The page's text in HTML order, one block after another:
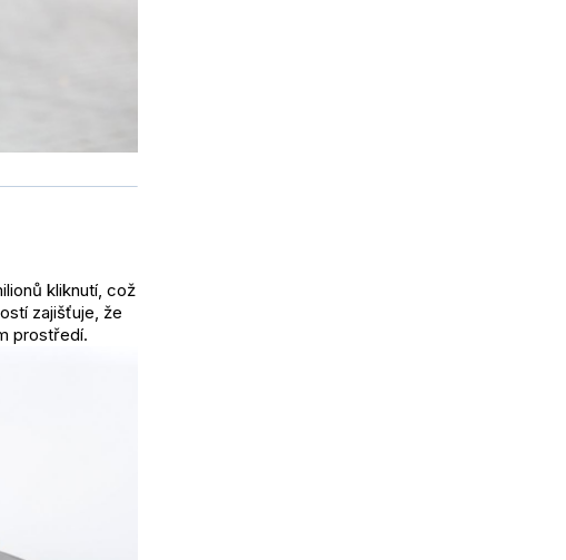
kliknutí, což
zajišťuje, že
prostředí.